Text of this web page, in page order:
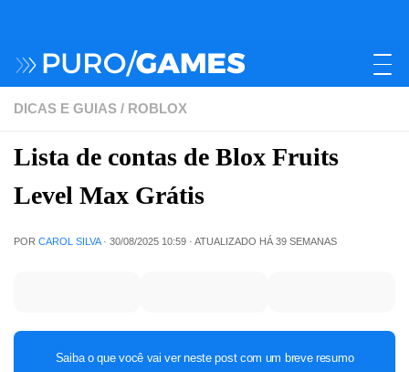
DICAS E GUIAS / ROBLOX
Lista de contas de Blox Fruits
Level Max Grátis
POR CAROL SILVA · 30/08/2025 10:59 · ATUALIZADO HÁ 39 SEMANAS